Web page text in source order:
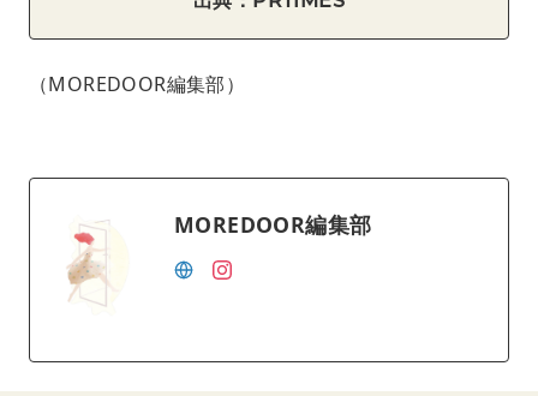
（MOREDOOR編集部）
MOREDOOR編集部